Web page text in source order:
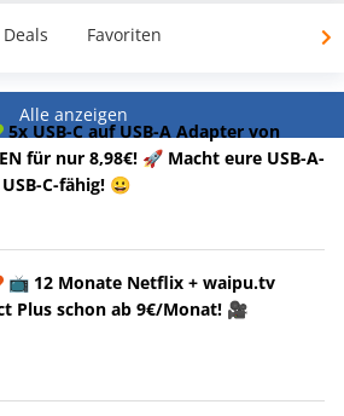
Favoriten
Alle anzeigen
5x USB-C auf USB-A Adapter von
für nur 8,98€! 🚀 Macht eure USB-A-
C-fähig! 😀
📺 12 Monate Netflix + waipu.tv
Plus schon ab 9€/Monat! 🎥